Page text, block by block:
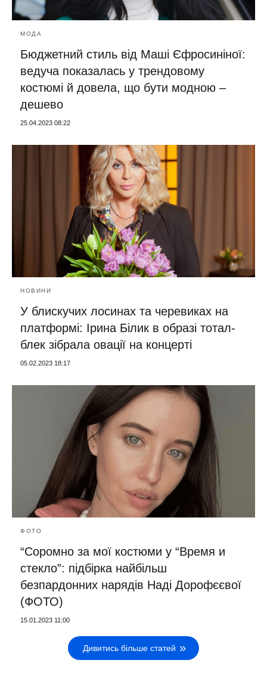
МОДА
Бюджетний стиль від Маші Єфросиніної:
ведуча показалась у трендовому
костюмі й довела, що бути модною –
дешево
25.04.2023 08:22
НОВИНИ
У блискучих лосинах та черевиках на
платформі: Ірина Білик в образі тотал-
блек зібрала овації на концерті
05.02.2023 18:17
ФОТО
“Соромно за мої костюми у “Время и
стекло”: підбірка найбільш
безпардонних нарядів Наді Дорофєєвої
(ФОТО)
15.01.2023 11:00
Дивитись більше статей